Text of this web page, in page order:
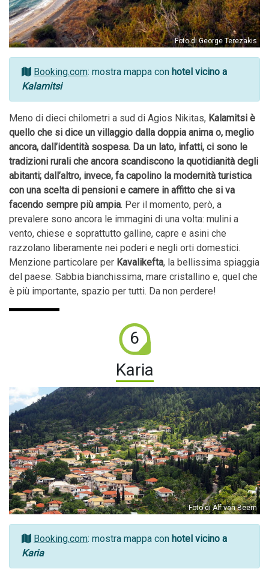
Foto di George Terezakis
Booking.com: mostra mappa con hotel vicino a
Kalamitsi
Meno di dieci chilometri a sud di Agios Nikitas, Kalamitsi è
quello che si dice un villaggio dalla doppia anima o, meglio
ancora, dall’identità sospesa. Da un lato, infatti, ci sono le
tradizioni rurali che ancora scandiscono la quotidianità degli
abitanti; dall’altro, invece, fa capolino la modernità turistica
con una scelta di pensioni e camere in affitto che si va
facendo sempre più ampia. Per il momento, però, a
prevalere sono ancora le immagini di una volta: mulini a
vento, chiese e soprattutto galline, capre e asini che
razzolano liberamente nei poderi e negli orti domestici.
Menzione particolare per Kavalikefta, la bellissima spiaggia
del paese. Sabbia bianchissima, mare cristallino e, quel che
è più importante, spazio per tutti. Da non perdere!
6
Karia
Foto di Alf van Beem
Booking.com: mostra mappa con hotel vicino a
Karia